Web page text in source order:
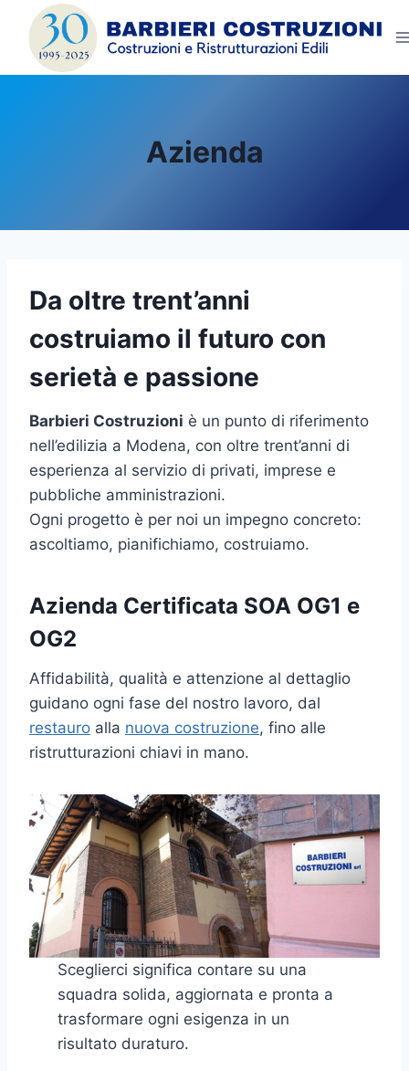
contenuto
Azienda
Da oltre trent’anni
costruiamo il futuro con
serietà e passione
Barbieri Costruzioni è un punto di riferimento
nell’edilizia a Modena, con oltre trent’anni di
esperienza al servizio di privati, imprese e
pubbliche amministrazioni.
Ogni progetto è per noi un impegno concreto:
ascoltiamo, pianifichiamo, costruiamo.
Azienda Certificata SOA OG1 e
OG2
Affidabilità, qualità e attenzione al dettaglio
guidano ogni fase del nostro lavoro, dal
restauro alla nuova costruzione, fino alle
ristrutturazioni chiavi in mano.
Sceglierci significa contare su una
squadra solida, aggiornata e pronta a
trasformare ogni esigenza in un
risultato duraturo.